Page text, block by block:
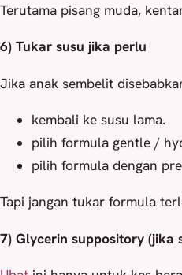
Terutama pisang muda,
6) Tukar susu jika perlu
Jika anak sembelit
kembali ke susu lama.
pilih formula gentle /
pilih formula dengan
Tapi jangan tukar formula
7) Glycerin suppository (jika